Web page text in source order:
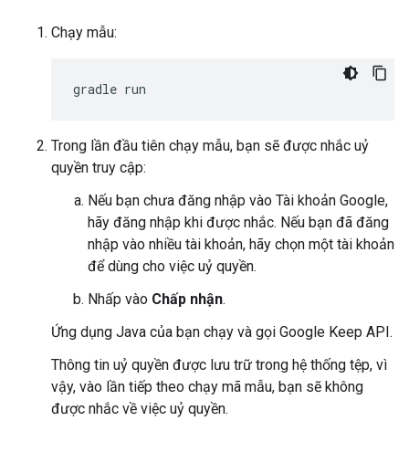
Chạy mẫu:
Trong lần đầu tiên chạy mẫu, bạn sẽ được nhắc uỷ
quyền truy cập:
Nếu bạn chưa đăng nhập vào Tài khoản Google,
hãy đăng nhập khi được nhắc. Nếu bạn đã đăng
nhập vào nhiều tài khoản, hãy chọn một tài khoản
để dùng cho việc uỷ quyền.
Nhấp vào Chấp nhận.
Ứng dụng Java của bạn chạy và gọi Google Keep API.
Thông tin uỷ quyền được lưu trữ trong hệ thống tệp, vì
vậy, vào lần tiếp theo chạy mã mẫu, bạn sẽ không
được nhắc về việc uỷ quyền.